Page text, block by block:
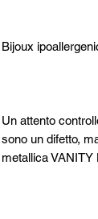
Bijoux
Un attento
sono un difetto,
metallica VANITY